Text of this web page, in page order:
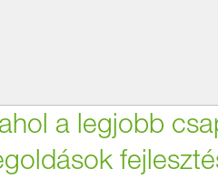
a legjobb